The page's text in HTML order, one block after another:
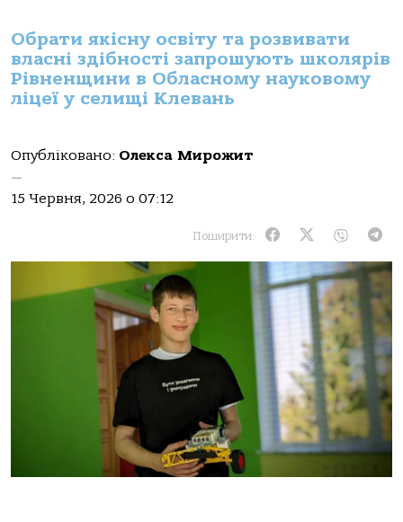
Обрати якісну освіту та розвивати
власні здібності запрошують школярів
Рівненщини в Обласному науковому
ліцеї у селищі Клевань
Опубліковано: Олекса Мирожит
—
15 Червня, 2026 о 07:12
Поширити: